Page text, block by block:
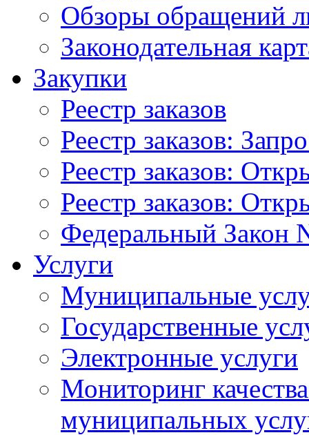
Обзоры обращений
Законодательная
Закупки
Реестр заказов
Реестр заказов:
Реестр заказов:
Реестр заказов:
Федеральный Закон
Услуги
Муниципальные
Государственные
Электронные услуги
Мониторинг
муниципальных